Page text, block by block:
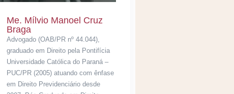
Me. Mílvio Manoel Cruz
Braga
Advogado (OAB/PR nº 44.044),
graduado em Direito pela Pontifícia
Universidade Católica do Paraná –
PUC/PR (2005) atuando com ênfase
em Direito Previdenciário desde